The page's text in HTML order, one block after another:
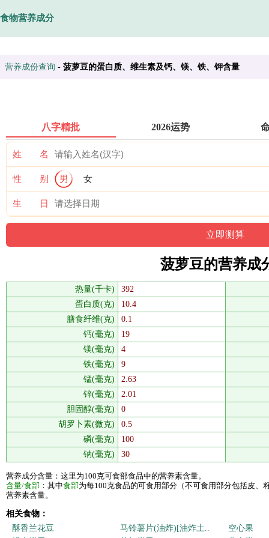
食物营养成分
营养成份查询 - 菠萝豆的蛋白质、维生素及钙、镁、铁、钾含量
八字精批 2026运势
姓 名
性 别 男 女
生 日
菠萝豆的营养成
热量(千卡)
392
蛋白质(克)
10.4
膳食纤维(克)
0.1
钙(毫克)
19
镁(毫克)
4
铁(毫克)
9
锰(毫克)
2.63
锌(毫克)
2.01
胆固醇(毫克)
0
胡罗卜素(微克)
0.5
磷(毫克)
100
钠(毫克)
30
营养成分含量：这里为100克可食部食品中的营养素含量。
含量/食部 ：其中食部为每100克食品的可食用部分（不可食用部分包括皮、
营养素含量。
相关食物：
酥香兰花豆
马铃薯片(油炸)[油炸土..
空心果